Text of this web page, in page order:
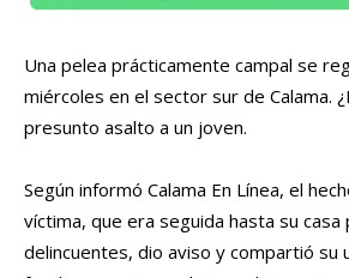
Una pelea prácticamente campal se
miércoles en el sector sur de Calama.
presunto asalto a un joven.
Según informó Calama En Línea, el
víctima, que era seguida hasta su
delincuentes, dio aviso y compartió su